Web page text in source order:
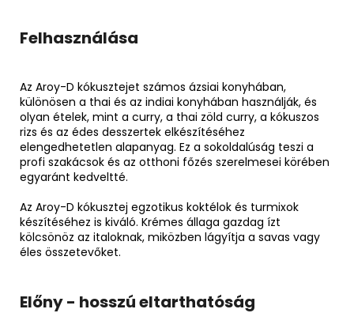
Felhasználása
Az Aroy-D kókusztejet számos ázsiai konyhában,
különösen a thai és az indiai konyhában használják, és
olyan ételek, mint a curry, a thai zöld curry, a kókuszos
rizs és az édes desszertek elkészítéséhez
elengedhetetlen alapanyag. Ez a sokoldalúság teszi a
profi szakácsok és az otthoni főzés szerelmesei körében
egyaránt kedveltté.
Az Aroy-D kókusztej egzotikus koktélok és turmixok
készítéséhez is kiváló. Krémes állaga gazdag ízt
kölcsönöz az italoknak, miközben lágyítja a savas vagy
éles összetevőket.
Előny - hosszú eltarthatóság